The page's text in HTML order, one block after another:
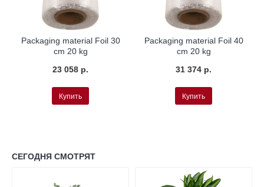
Packaging material Foil 30
cm 20 kg
23 058 р.
Купить
Packaging material Foil 40
cm 20 kg
31 374 р.
Купить
СЕГОДНЯ СМОТРЯТ